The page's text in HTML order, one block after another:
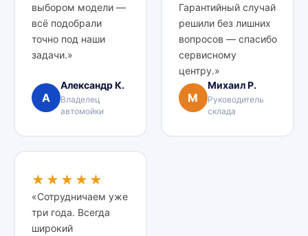
выбором модели —
всё подобрали
точно под наши
задачи.»
А
Александр К.
Владелец
автомойки
Гарантийный случай
решили без лишних
вопросов — спасибо
сервисному
центру.»
М
Михаил Р.
Руководитель
склада
★★★★★
«Сотрудничаем уже
три года. Всегда
широкий